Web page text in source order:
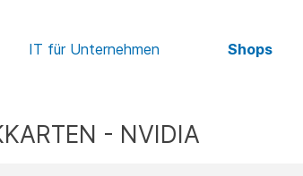
IT für Unternehmen Shops
- NVIDIA